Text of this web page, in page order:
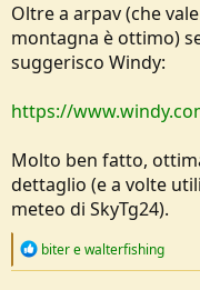
Oltre a arpav (che
montagna è ottimo)
suggerisco Windy:
https://
Molto ben fatto,
dettaglio (e a volte
meteo di SkyTg24).
R
biterewalterfishing